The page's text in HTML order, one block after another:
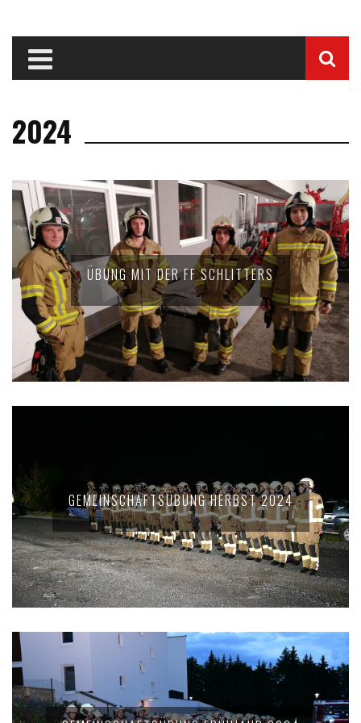
2024
ÜBUNG MIT DER FF SCHLITTERS
GEMEINSCHAFTSÜBUNG HERBST 2024